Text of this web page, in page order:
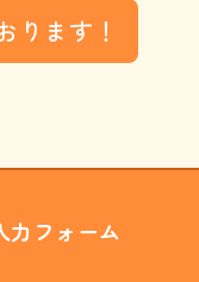
ります！
力フォーム